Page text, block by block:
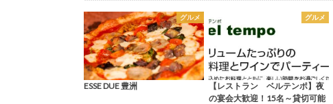
グルメ
ESSE DUE 豊洲
グルメ
【レストラン ベルテンポ】夜
の宴会大歓迎！15名～貸切可能